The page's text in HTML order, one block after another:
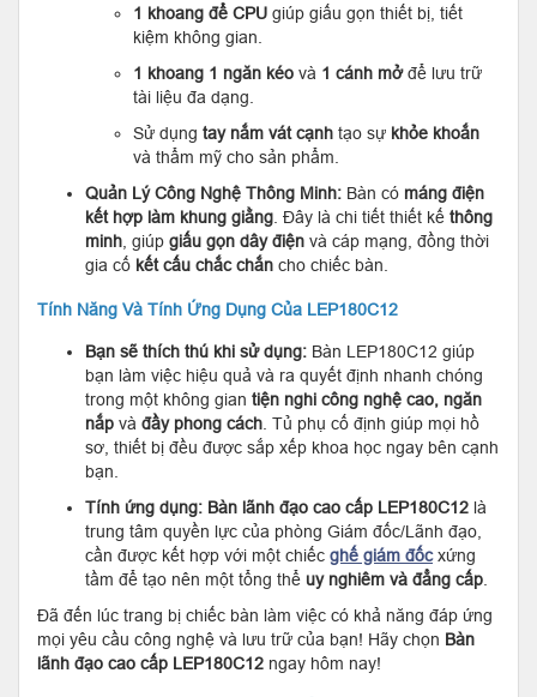
1 khoang để CPU giúp giấu gọn thiết bị, tiết
kiệm không gian.
1 khoang 1 ngăn kéo và 1 cánh mởđể lưu trữ
tài liệu đa dạng.
Sử dụng tay nắm vát cạnh tạo sự khỏe khoắn
và thẩm mỹ cho sản phẩm.
Quản Lý Công Nghệ Thông Minh: Bàn có máng điện
kết hợp làm khung giằng. Đây là chi tiết thiết kế thông
minh, giúp giấu gọn dây điện và cáp mạng, đồng thời
gia cố kết cấu chắc chắn cho chiếc bàn.
Tính Năng Và Tính Ứng Dụng Của LEP180C12
Bạn sẽ thích thú khi sử dụng: Bàn LEP180C12 giúp
bạn làm việc hiệu quả và ra quyết định nhanh chóng
trong một không gian tiện nghi công nghệ cao, ngăn
nắp và đầy phong cách. Tủ phụ cố định giúp mọi hồ
sơ, thiết bị đều được sắp xếp khoa học ngay bên cạnh
bạn.
Tính ứng dụng: Bàn lãnh đạo cao cấp LEP180C12 là
trung tâm quyền lực của phòng Giám đốc/Lãnh đạo,
cần được kết hợp với một chiếc ghế giám đốcxứng
tầm để tạo nên một tổng thể uy nghiêm và đẳng cấp.
Đã đến lúc trang bị chiếc bàn làm việc có khả năng đáp ứng
mọi yêu cầu công nghệ và lưu trữ của bạn! Hãy chọn Bàn
lãnh đạo cao cấp LEP180C12 ngay hôm nay!